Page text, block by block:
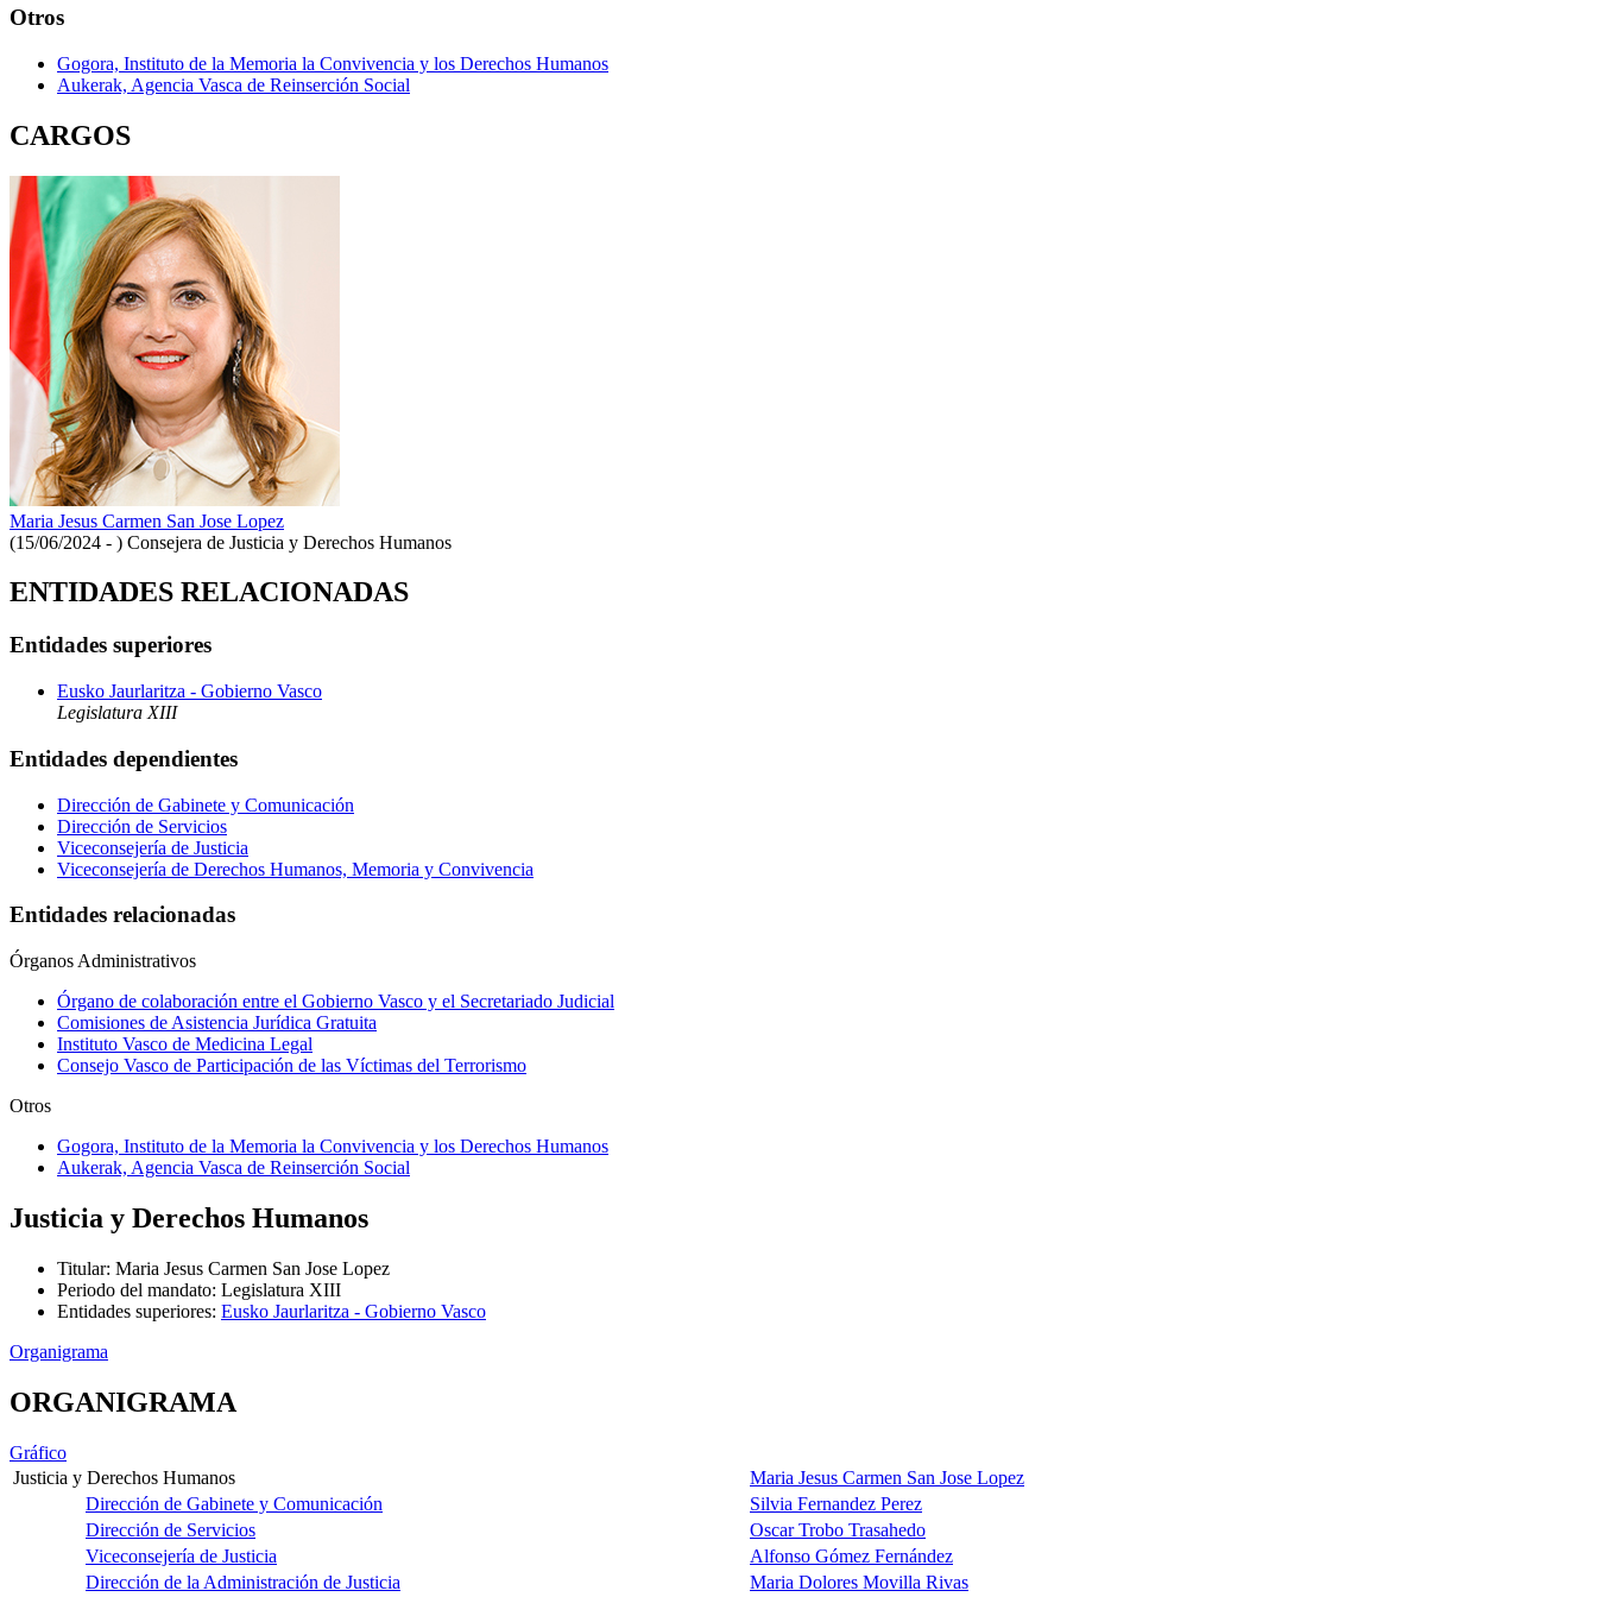
Otros
Gogora, Instituto de la Memoria la Convivencia y los Derechos Humanos
Aukerak, Agencia Vasca de Reinserción Social
CARGOS
Maria Jesus Carmen San Jose Lopez
(15/06/2024 - ) Consejera de Justicia y Derechos Humanos
ENTIDADES RELACIONADAS
Entidades superiores
Eusko Jaurlaritza - Gobierno Vasco
Legislatura XIII
Entidades dependientes
Dirección de Gabinete y Comunicación
Dirección de Servicios
Viceconsejería de Justicia
Viceconsejería de Derechos Humanos, Memoria y Convivencia
Entidades relacionadas
Órganos Administrativos
Órgano de colaboración entre el Gobierno Vasco y el Secretariado Judicial
Comisiones de Asistencia Jurídica Gratuita
Instituto Vasco de Medicina Legal
Consejo Vasco de Participación de las Víctimas del Terrorismo
Otros
Gogora, Instituto de la Memoria la Convivencia y los Derechos Humanos
Aukerak, Agencia Vasca de Reinserción Social
Justicia y Derechos Humanos
Titular: Maria Jesus Carmen San Jose Lopez
Periodo del mandato: Legislatura XIII
Entidades superiores: Eusko Jaurlaritza - Gobierno Vasco
Organigrama
ORGANIGRAMA
Gráfico
Justicia y Derechos Humanos
Maria Jesus Carmen San Jose Lopez
Dirección de Gabinete y Comunicación
Silvia Fernandez Perez
Dirección de Servicios
Oscar Trobo Trasahedo
Viceconsejería de Justicia
Alfonso Gómez Fernández
Dirección de la Administración de Justicia
Maria Dolores Movilla Rivas